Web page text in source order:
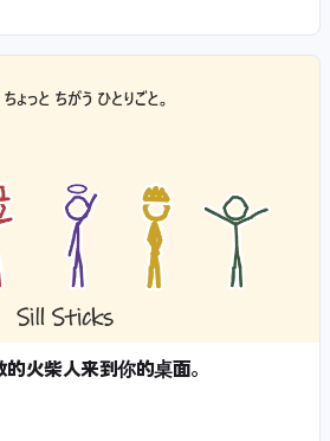
火柴人来到你的桌面。